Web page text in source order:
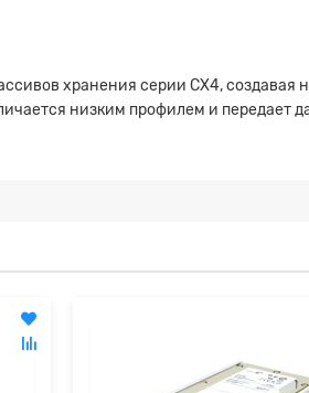
хранения серии CX4, создавая
низким профилем и передает